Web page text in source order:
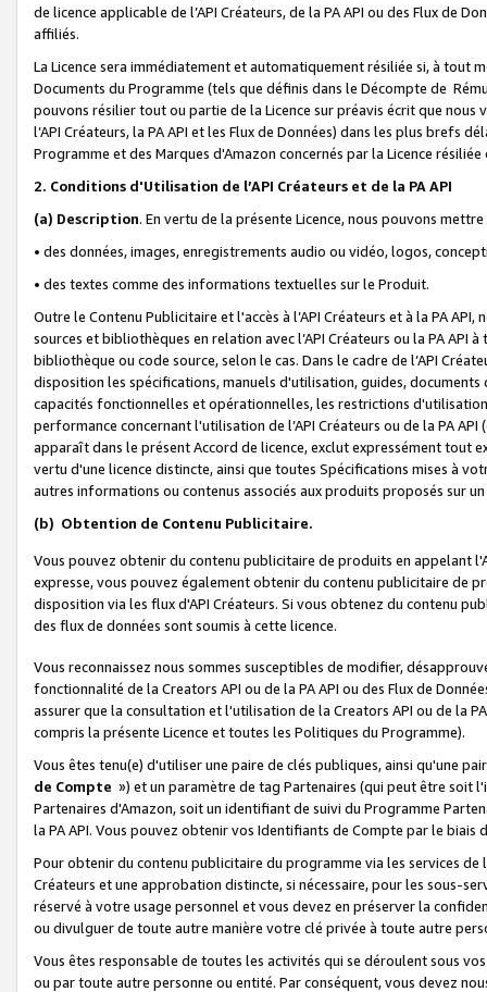
de licence applicable de l’API Créateurs, de la PA API ou des Flux de
affiliés.
La Licence sera immédiatement et automatiquement résiliée si, à
Documents du Programme (tels que définis dans le Décompte de
pouvons résilier tout ou partie de la Licence sur préavis écrit que
l’API Créateurs, la PA API et les Flux de Données) dans les plus
Programme et des Marques d'Amazon concernés par la Licence
2. Conditions d'Utilisation de l’API Créateurs et de la PA API
(a) Description. En vertu de la présente Licence, nous pouvons
• des données, images, enregistrements audio ou vidéo, logos,
• des textes comme des informations textuelles sur le Produit.
Outre le Contenu Publicitaire et l'accès à l’API Créateurs et à la PA
sources et bibliothèques en relation avec l’API Créateurs ou la PA
bibliothèque ou code source, selon le cas. Dans le cadre de l’API
disposition les spécifications, manuels d'utilisation, guides,
capacités fonctionnelles et opérationnelles, les restrictions
performance concernant l'utilisation de l’API Créateurs ou de la PA
apparaît dans le présent Accord de licence, exclut expressément tout
vertu d'une licence distincte, ainsi que toutes Spécifications mises à
autres informations ou contenus associés aux produits proposés sur
(b) Obtention de Contenu Publicitaire.
Vous pouvez obtenir du contenu publicitaire de produits en appelant
expresse, vous pouvez également obtenir du contenu publicitaire de
disposition via les flux d'API Créateurs. Si vous obtenez du contenu
des flux de données sont soumis à cette licence.
Vous reconnaissez nous sommes susceptibles de modifier,
fonctionnalité de la Creators API ou de la PA API ou des Flux de
assurer que la consultation et l'utilisation de la Creators API ou de la
compris la présente Licence et toutes les Politiques du Programme).
Vous êtes tenu(e) d'utiliser une paire de clés publiques, ainsi qu'une
de Compte ») et un paramètre de tag Partenaires (qui peut être soit
Partenaires d'Amazon, soit un identifiant de suivi du Programme
la PA API. Vous pouvez obtenir vos Identifiants de Compte par le biais
Pour obtenir du contenu publicitaire du programme via les services
Créateurs et une approbation distincte, si nécessaire, pour les sous-
réservé à votre usage personnel et vous devez en préserver la
ou divulguer de toute autre manière votre clé privée à toute autre
Vous êtes responsable de toutes les activités qui se déroulent sous
ou par toute autre personne ou entité. Par conséquent, vous devez